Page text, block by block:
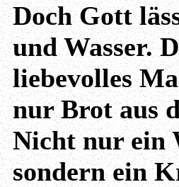
Doch Gott
und Wasser.
liebevolles
nur Brot aus
Nicht nur ein
sondern ein